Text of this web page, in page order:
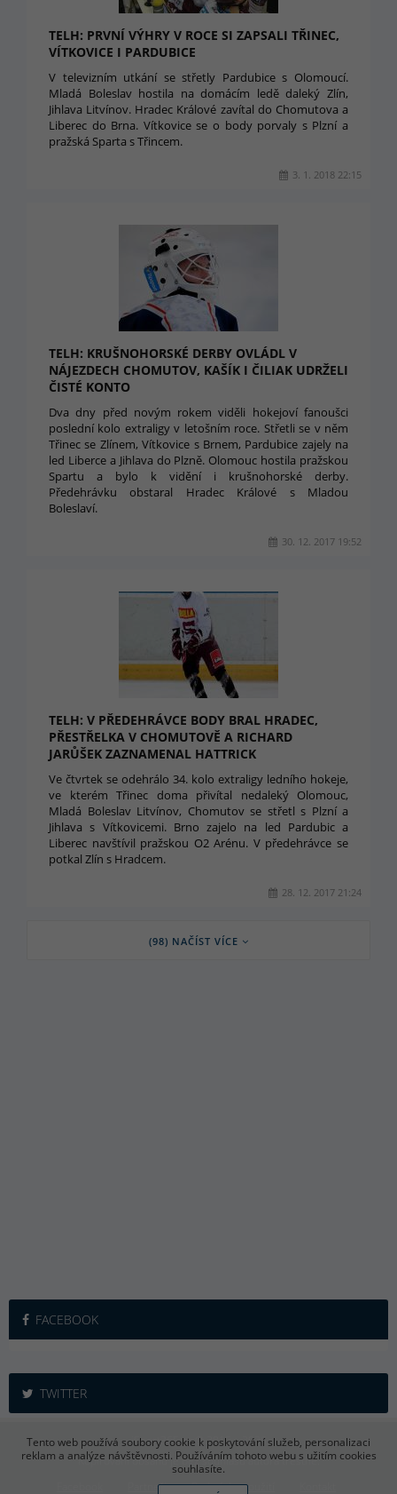
TELH: PRVNÍ VÝHRY V ROCE SI ZAPSALI TŘINEC,
VÍTKOVICE I PARDUBICE
V televizním utkání se střetly Pardubice s Olomoucí.
Mladá Boleslav hostila na domácím ledě daleký Zlín,
Jihlava Litvínov. Hradec Králové zavítal do Chomutova a
Liberec do Brna. Vítkovice se o body porvaly s Plzní a
pražská Sparta s Třincem.
3. 1. 2018 22:15
TELH: KRUŠNOHORSKÉ DERBY OVLÁDL V
NÁJEZDECH CHOMUTOV, KAŠÍK I ČILIAK UDRŽELI
ČISTÉ KONTO
Dva dny před novým rokem viděli hokejoví fanoušci
poslední kolo extraligy v letošním roce. Střetli se v něm
Třinec se Zlínem, Vítkovice s Brnem, Pardubice zajely na
led Liberce a Jihlava do Plzně. Olomouc hostila pražskou
Spartu a bylo k vidění i krušnohorské derby.
Předehrávku obstaral Hradec Králové s Mladou
Boleslaví.
30. 12. 2017 19:52
TELH: V PŘEDEHRÁVCE BODY BRAL HRADEC,
PŘESTŘELKA V CHOMUTOVĚ A RICHARD
JARŮŠEK ZAZNAMENAL HATTRICK
Ve čtvrtek se odehrálo 34. kolo extraligy ledního hokeje,
ve kterém Třinec doma přivítal nedaleký Olomouc,
Mladá Boleslav Litvínov, Chomutov se střetl s Plzní a
Jihlava s Vítkovicemi. Brno zajelo na led Pardubic a
Liberec navštívil pražskou O2 Arénu. V předehrávce se
potkal Zlín s Hradcem.
28. 12. 2017 21:24
(98) NAČÍST VÍCE
FACEBOOK
TWITTER
Partneři Podmínky použití
iSport365.cz © 2015 – 2026
Kopírování obsahu je bez souhlasu autora trestné.
Tento web používá soubory cookie k poskytování služeb, personalizaci
reklam a analýze návštěvnosti. Používáním tohoto webu s užitím cookies
souhlasíte.